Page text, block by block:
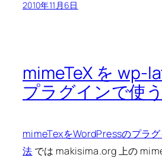
2010年11月6日
mimeTeX を wp-
プラグインで使
mimeTexをWordPressのプラ
法 では makisima.org 上の